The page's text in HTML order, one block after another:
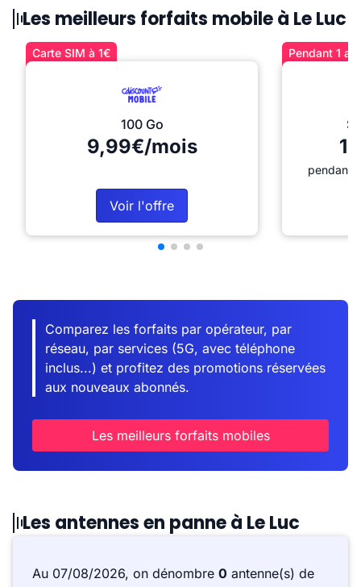
Les meilleurs forfaits mobile à Le Luc
Carte SIM à 1€
100 Go
9,99€/mois
Voir l'offre
Pendant 1
pendant
Comparez les forfaits par opérateur, par
réseau, par services (5G, avec téléphone
inclus...) et profitez des promotions réservées
aux nouveaux abonnés.
Les meilleurs forfaits mobiles
Les antennes en panne à Le Luc
Au 07/08/2026, on dénombre 0 antenne(s) de